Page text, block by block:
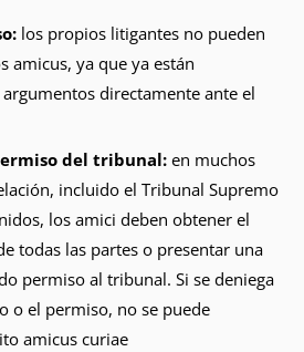
los propios litigantes no pueden
amicus, ya que ya están
directamente ante el
del tribunal:en muchos
incluido el Tribunal Supremo
los amici deben obtener el
todas las partes o presentar una
permiso al tribunal. Si se deniega
o el permiso, no se puede
amicus curiae